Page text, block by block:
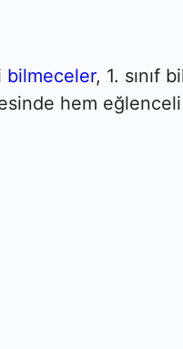
bilmeceler, 1. sınıf
hem